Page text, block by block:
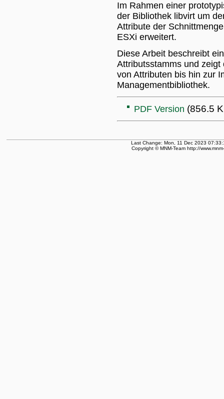
Im Rahmen einer
der Bibliothek libvirt um
Attribute der
ESXi erweitert.
Diese Arbeit beschreibt
Attributsstamms und
von Attributen bis hin zur
Managementbibliothek.
PDF Version (856.5
Last Change: Mon, 11 Dec 2023
Copyright © MNM-Team http://